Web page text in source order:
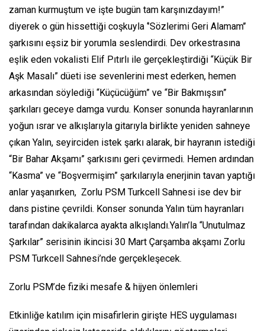
zaman kurmuştum ve işte bugün tam karşınızdayım!”
diyerek o gün hissettiği coşkuyla ‘’Sözlerimi Geri Alamam’’
şarkısını eşsiz bir yorumla seslendirdi. Dev orkestrasına
eşlik eden vokalisti Elif Pıtırlı ile gerçekleştirdiği “Küçük Bir
Aşk Masalı” düeti ise sevenlerini mest ederken, hemen
arkasından söylediği “Küçücüğüm” ve “Bir Bakmışsın”
şarkıları geceye damga vurdu. Konser sonunda hayranlarının
yoğun ısrar ve alkışlarıyla gitarıyla birlikte yeniden sahneye
çıkan Yalın, seyirciden istek şarkı alarak, bir hayranın istediği
“Bir Bahar Akşamı” şarkısını geri çevirmedi. Hemen ardından
“Kasma” ve “Boşvermişim” şarkılarıyla enerjinin tavan yaptığı
anlar yaşanırken, Zorlu PSM Turkcell Sahnesi ise dev bir
dans pistine çevrildi. Konser sonunda Yalın tüm hayranları
tarafından dakikalarca ayakta alkışlandı.Yalın’la “Unutulmaz
Şarkılar” serisinin ikincisi 30 Mart Çarşamba akşamı Zorlu
PSM Turkcell Sahnesi’nde gerçekleşecek.
Zorlu PSM’de fiziki mesafe & hijyen önlemleri
Etkinliğe katılım için misafirlerin girişte HES uygulaması